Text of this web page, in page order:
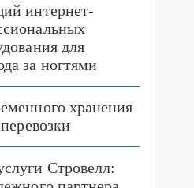
интернет-
для
за ногтями
хранения
Стровелл: